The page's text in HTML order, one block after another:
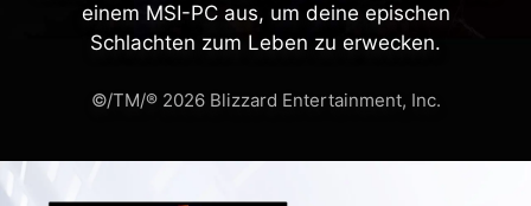
einem MSI-PC aus, um deine epischen
Schlachten zum Leben zu erwecken.
©/TM/® 2026 Blizzard Entertainment, Inc.